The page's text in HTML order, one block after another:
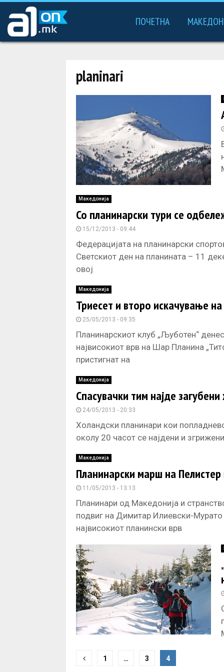
ПОЧЕТНА
planinari
Македонија
Со планинарски тури се
15/12/2013 - 09:44
Федерацијата на планинарски
Светскиот ден на планината – 11
овој
Македонија
Триесет и второ искачување
25/05/2013 - 09:35
Планинарскиот клуб „Љуботен“
највисокиот врв на Шар Планина
пристигнат на
Македонија
Спасувачки тим најде
24/05/2013 - 20:33
Холандски планинари кои
околу 20 часот се најдени и
Македонија
Планинарски марш на
11/05/2013 - 13:13
Планинари од Македонија и
подвиг на Димитар Илиевски-
највисокиот планински врв
1 … 3 4